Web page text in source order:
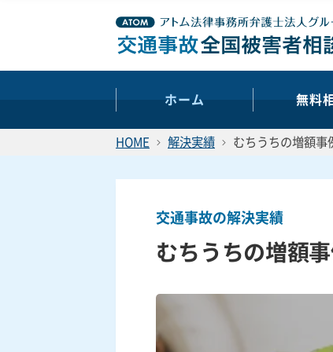
ホーム 無料
HOME 解決実績 むちうちの増額事
交通事故の解決実績
むちうちの増額事